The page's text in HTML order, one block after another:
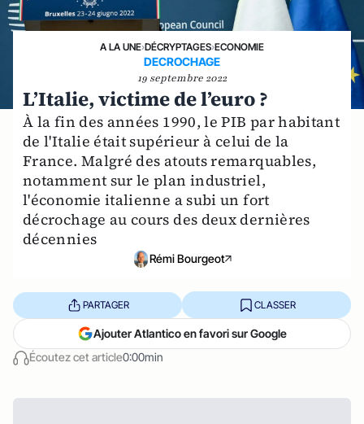
A LA UNE›DÉCRYPTAGES›ECONOMIE
DECROCHAGE
19 septembre 2022
L’Italie, victime de l’euro ?
À la fin des années 1990, le PIB par habitant
de l'Italie était supérieur à celui de la
France. Malgré des atouts remarquables,
notamment sur le plan industriel,
l'économie italienne a subi un fort
décrochage au cours des deux dernières
décennies
Rémi Bourgeot
Écoutez cet article0:00min
PARTAGER CLASSER
Ajouter Atlantico en favori sur Google